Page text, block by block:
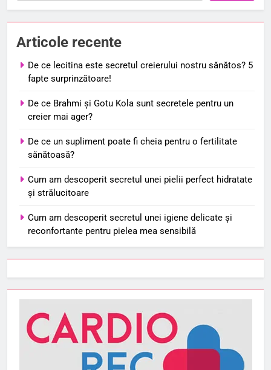
Articole recente
De ce lecitina este secretul creierului nostru sănătos? 5
fapte surprinzătoare!
De ce Brahmi și Gotu Kola sunt secretele pentru un
creier mai ager?
De ce un supliment poate fi cheia pentru o fertilitate
sănătoasă?
Cum am descoperit secretul unei pielii perfect hidratate
și strălucitoare
Cum am descoperit secretul unei igiene delicate și
reconfortante pentru pielea mea sensibilă